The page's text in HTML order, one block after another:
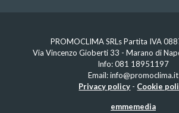
PROMOCLIMA SRLs Partita IVA
Via Vincenzo Gioberti 33 - Marano di
Info:081 18951197
Email:info@promoclima.it
Privacy policy - Cookie
emmemedia